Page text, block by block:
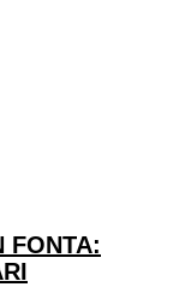
FONTA: